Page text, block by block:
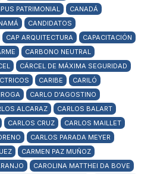
PATRIMONIAL
CANADÁ
CANDIDATOS
CAP ARQUITECTURA
CAPACITACIÓN
CARBONO NEUTRAL
CÁRCEL DE MÁXIMA SEGURIDAD
CARIBE
CARILÓ
CARLO D'AGOSTINO
ALCARAZ
CARLOS BALART
CARLOS CRUZ
CARLOS MAILLET
CARLOS PARADA MEYER
CARMEN PAZ MUÑOZ
CAROLINA MATTHEI DA BOVE